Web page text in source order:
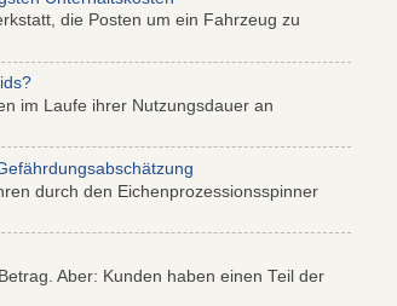
die Posten um ein Fahrzeug zu
im Laufe ihrer Nutzungsdauer an
durch den Eichenprozessionsspinner
Aber: Kunden haben einen Teil der